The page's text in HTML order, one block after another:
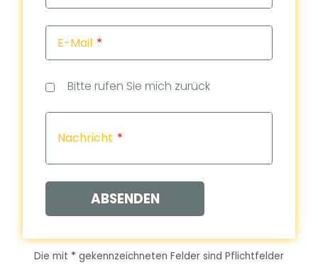
E-Mail
Bitte rufen Sie mich zurück
Nachricht
ABSENDEN
Die mit * gekennzeichneten Felder sind Pflichtfelder